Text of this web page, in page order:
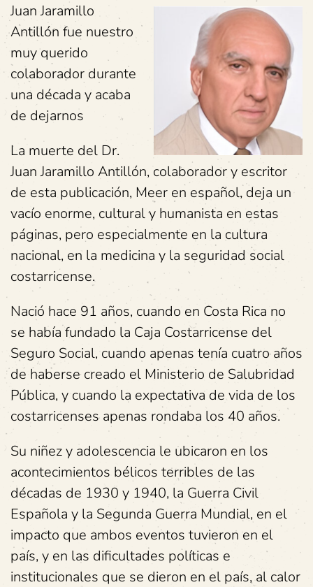
Juan Jaramillo
Antillón fue nuestro
muy querido
colaborador durante
una década y acaba
de dejarnos
La muerte del Dr.
Juan Jaramillo Antillón, colaborador y escritor
de esta publicación, Meer en español, deja un
vacío enorme, cultural y humanista en estas
páginas, pero especialmente en la cultura
nacional, en la medicina y la seguridad social
costarricense.
Nació hace 91 años, cuando en Costa Rica no
se había fundado la Caja Costarricense del
Seguro Social, cuando apenas tenía cuatro años
de haberse creado el Ministerio de Salubridad
Pública, y cuando la expectativa de vida de los
costarricenses apenas rondaba los 40 años.
Su niñez y adolescencia le ubicaron en los
acontecimientos bélicos terribles de las
décadas de 1930 y 1940, la Guerra Civil
Española y la Segunda Guerra Mundial, en el
impacto que ambos eventos tuvieron en el
país, y en las dificultades políticas e
institucionales que se dieron en el país, al calor